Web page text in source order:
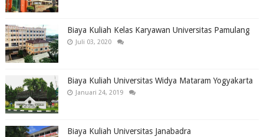
Biaya Kuliah Kelas Karyawan Universitas Pamulang
Juli 03, 2020
Biaya Kuliah Universitas Widya Mataram Yogyakarta
Januari 24, 2019
Biaya Kuliah Universitas Janabadra